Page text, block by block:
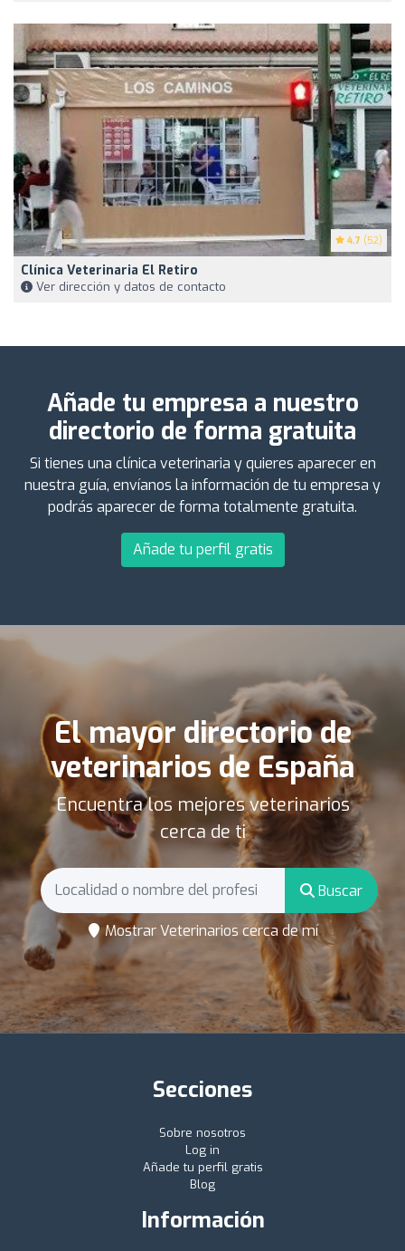
4.7 (52)
Clínica Veterinaria El Retiro
Ver dirección y datos de contacto
Añade tu empresa a nuestro
directorio de forma gratuita
Si tienes una clínica veterinaria y quieres aparecer en
nuestra guía, envíanos la información de tu empresa y
podrás aparecer de forma totalmente gratuita.
Añade tu perfil gratis
El mayor directorio de
veterinarios de España
Encuentra los mejores veterinarios
cerca de ti
Buscar
Mostrar Veterinarios cerca de mí
Secciones
Sobre nosotros
Log in
Añade tu perfil gratis
Blog
Información